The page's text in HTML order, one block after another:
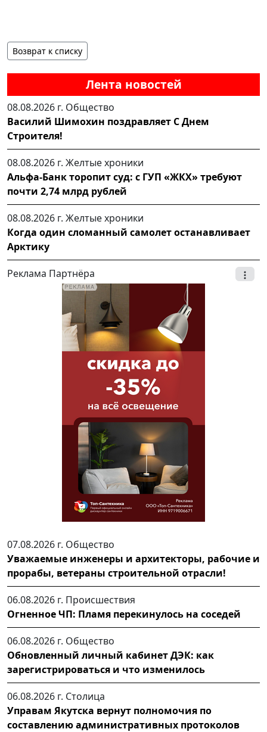
Лента новостей
08.08.2026 г. Общество
Василий Шимохин поздравляет С Днем
Строителя!
08.08.2026 г. Желтые хроники
Альфа-Банк торопит суд: с ГУП «ЖКХ» требуют
почти 2,74 млрд рублей
08.08.2026 г. Желтые хроники
Когда один сломанный самолет останавливает
Арктику
Реклама Партнёра
07.08.2026 г. Общество
Уважаемые инженеры и архитекторы, рабочие и
прорабы, ветераны строительной отрасли!
06.08.2026 г. Происшествия
Огненное ЧП: Пламя перекинулось на соседей
06.08.2026 г. Общество
Обновленный личный кабинет ДЭК: как
зарегистрироваться и что изменилось
06.08.2026 г. Столица
Управам Якутска вернут полномочия по
составлению административных протоколов
Возврат к списку